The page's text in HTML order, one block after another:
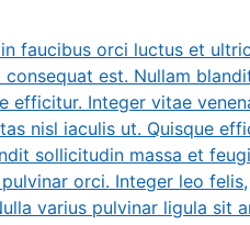
faucibus orci luctus et
est. Nullam
efficitur. Integer vitae
nisl iaculis ut. Quisque
sollicitudin massa et
orci. Integer leo felis,
varius pulvinar ligula sit